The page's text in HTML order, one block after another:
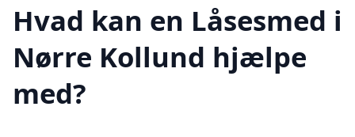
Hvad kan en Låsesmed i
Nørre Kollund hjælpe
med?